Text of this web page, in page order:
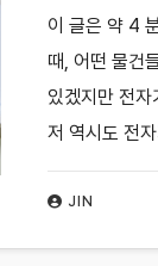
착 가능 방
JIN
이 글은 약 4
때, 어떤 물건
있겠지만 전
저 역시도 전